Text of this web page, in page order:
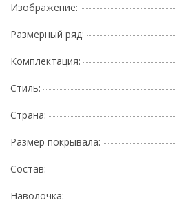
Изображение:
Размерный ряд:
Комплектация:
Стиль:
Страна:
Размер покрывала:
Состав:
Наволочка: